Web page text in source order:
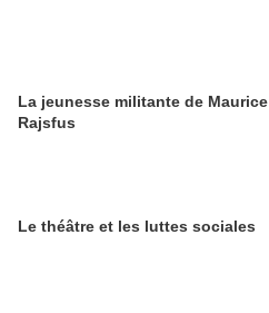
La jeunesse militante de Maurice
Rajsfus
Le théâtre et les luttes sociales